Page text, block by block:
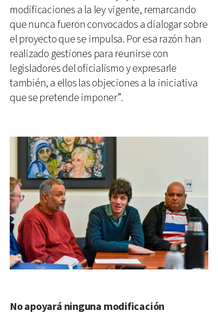
modificaciones a la ley vigente, remarcando
que nunca fueron convocados a dialogar sobre
el proyecto que se impulsa. Por esa razón han
realizado gestiones para reunirse con
legisladores del oficialismo y expresarle
también, a ellos las objeciones a la iniciativa
que se pretende imponer”.
No apoyará ninguna modificación